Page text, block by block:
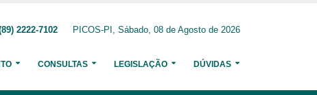
2222-7102 PICOS-PI, Sábado, 08 de Agosto de 2026
CONSULTAS LEGISLAÇÃO DÚVIDAS